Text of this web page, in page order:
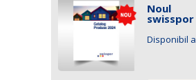
Noul
swisspor
Disponibil